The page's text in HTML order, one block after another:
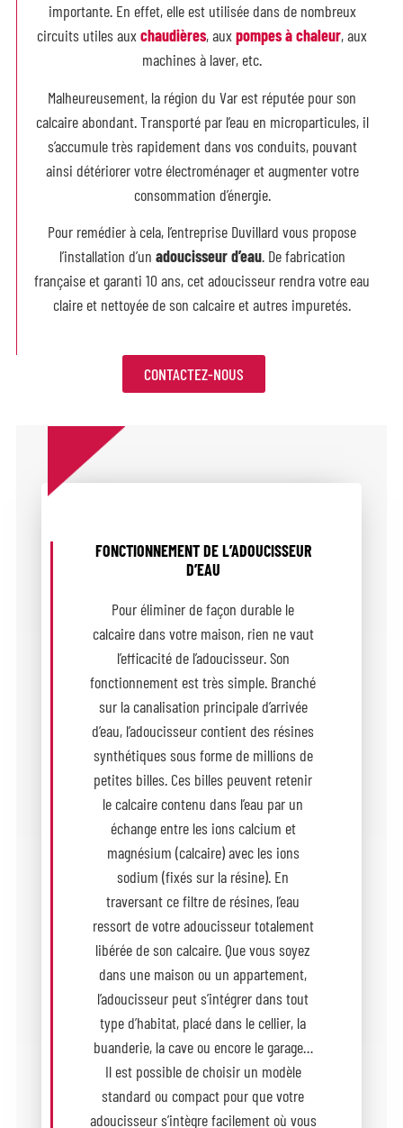
importante. En effet, elle est utilisée dans de nombreux
circuits utiles auxchaudières, auxpompes à chaleur, aux
machines à laver, etc.
Malheureusement, la région du Var est réputée pour son
calcaire abondant. Transporté par l’eau en microparticules, il
s’accumule très rapidement dans vos conduits, pouvant
ainsi détériorer votre électroménager et augmenter votre
consommation d’énergie.
Pour remédier à cela, l’entreprise Duvillard vous propose
l’installation d’un adoucisseur d’eau. De fabrication
française et garanti 10 ans, cet adoucisseur rendra votre eau
claire et nettoyée de son calcaire et autres impuretés.
CONTACTEZ-NOUS
FONCTIONNEMENT DE L’ADOUCISSEUR
D’EAU
Pour éliminer de façon durable le
calcaire dans votre maison, rien ne vaut
l’efficacité de l’adoucisseur. Son
fonctionnement est très simple. Branché
sur la canalisation principale d’arrivée
d’eau, l’adoucisseur contient des résines
synthétiques sous forme de millions de
petites billes. Ces billes peuvent retenir
le calcaire contenu dans l’eau par un
échange entre les ions calcium et
magnésium (calcaire) avec les ions
sodium (fixés sur la résine). En
traversant ce filtre de résines, l’eau
ressort de votre adoucisseur totalement
libérée de son calcaire. Que vous soyez
dans une maison ou un appartement,
l’adoucisseur peut s’intégrer dans tout
type d’habitat, placé dans le cellier, la
buanderie, la cave ou encore le garage…
Il est possible de choisir un modèle
standard ou compact pour que votre
adoucisseur s’intègre facilement où vous